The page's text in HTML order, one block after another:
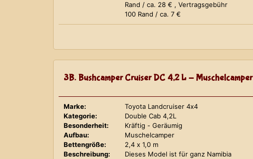
Rand / ca. 28 € , Vertragsgebühr
100 Rand / ca. 7 €
3B. Bushcamper Cruiser DC 4,2 L - Muschelcamper
Marke:
Toyota Landcruiser 4x4
Kategorie:
Double Cab 4,2L
Besonderheit:
Kräftig - Geräumig
Aufbau:
Muschelcamper
Bettengröße:
2,4 x 1,0 m
Beschreibung:
Dieses Model ist für ganz Namibia